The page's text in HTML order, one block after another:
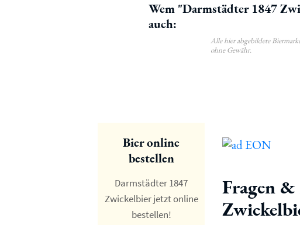
Wem "Darmstädter 1847
auch:
Alle hier abgebildete
ohne Gewähr.
Bier online
bestellen
Darmstädter 1847
Zwickelbier jetzt online
bestellen!
Fragen